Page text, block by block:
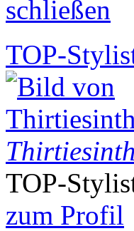
TOP-
TOP-
zum Profil